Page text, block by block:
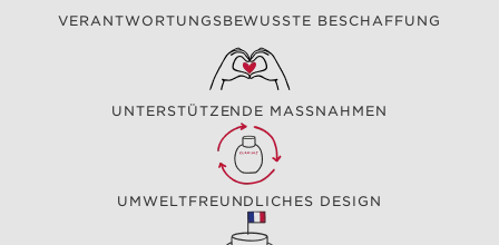
VERANTWORTUNGSBEWUSSTE BESCHAFFUNG
UNTERSTÜTZENDE MASSNAHMEN
UMWELTFREUNDLICHES DESIGN